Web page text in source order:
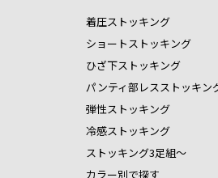
着圧ストッキング
ショートストッキング
ひざ下ストッキング
パンティ部レスストッキン
弾性ストッキング
冷感ストッキング
ストッキング3足組～
カラー別で探す